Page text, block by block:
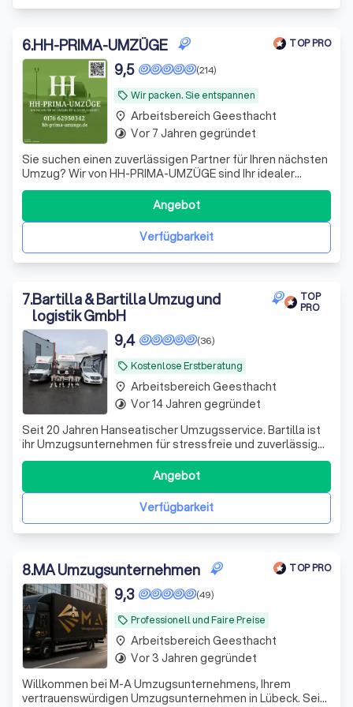
6.HH-PRIMA-UMZÜGE TOP PRO
local_offer Wir packen. Sie entspannen
(214)
9,5
Sie suchen einen zuverlässigen Partner für Ihren nächsten
Umzug? Wir von HH-PRIMA-UMZÜGE sind Ihr idealer
Ansprechpartner! Mit unserer langjährigen Erfahrung und
unserem engagierten Team garantieren wir einen
reibungslosen und effizienten Umzugsservice. Unsere
freundlichen Mitarbeiter stehen Ihnen v
Verfügbarkeit
Angebot
place Arbeitsbereich Geesthacht
timelapse Vor 7 Jahren gegründet
7.Bartilla & Bartilla Umzug und
logistik GmbH
TOP
PRO
local_offer Kostenlose Erstberatung
(36)
9,4
Seit 20 Jahren Hanseatischer Umzugsservice. Bartilla ist
ihr Umzugsunternehmen für stressfreie und zuverlässige
Umzüge in Lübeck. Umzüge mit Qualität zum fairen Preis.
Verfügbarkeit
Angebot
place Arbeitsbereich Geesthacht
timelapse Vor 14 Jahren gegründet
8.MA Umzugsunternehmen TOP PRO
local_offer Professionell und Faire Preise
(49)
9,3
Willkommen bei M-A Umzugsunternehmens, Ihrem
vertrauenswürdigen Umzugsunternehmen in Lübeck. Seit
place Arbeitsbereich Geesthacht
timelapse Vor 3 Jahren gegründet